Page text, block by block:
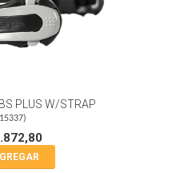
PLUS W/STRAP
)